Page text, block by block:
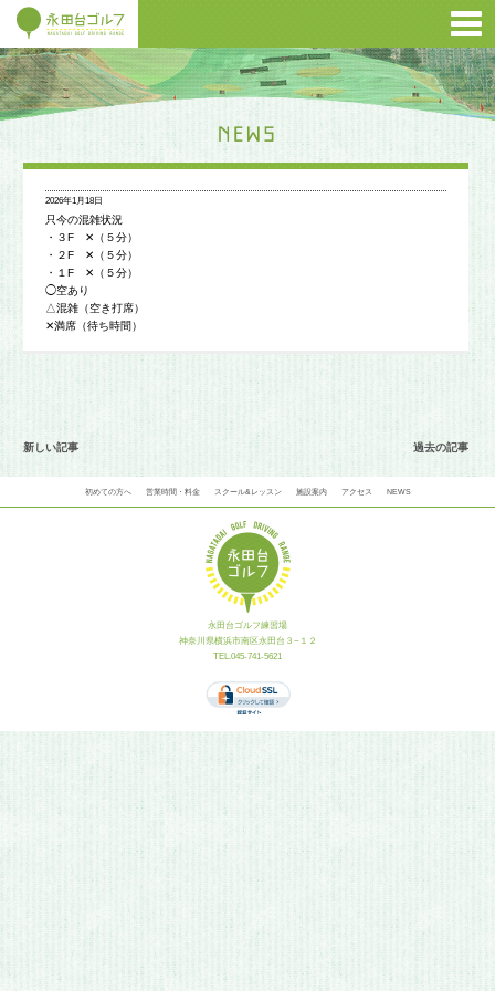
2026年1月18日
只今の混雑状況
・３F ✕（５分）
・２F ✕（５分）
・１F ✕（５分）
◯空あり
△混雑（空き打席）
✕満席（待ち時間）
新しい記事 過去の記事
初めての方へ 営業時間・料金 スクール&レッスン 施設案内 アクセス NEWS
永田台ゴルフ練習場
神奈川県横浜市南区永田台３−１２
TEL.045-741-5621